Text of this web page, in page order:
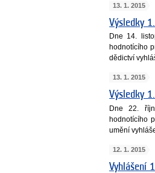
13. 1. 2015
Výsledky
Dne 14.
hodnotícího
dědictví
13. 1. 2015
Výsledky
Dne 22.
hodnotícího
umění
12. 1. 2015
Vyhlášení